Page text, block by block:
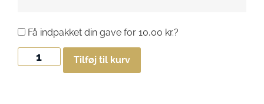
Tilføj til kurv
Få indpakket din gave for 10,00 kr.?